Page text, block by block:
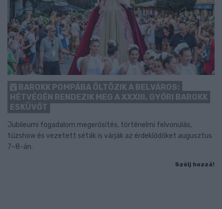
BAROKK POMPÁBA ÖLTÖZIK A BELVÁROS:
HÉTVÉGÉN RENDEZIK MEG A XXXIII. GYŐRI BAROKK
ESKÜVŐT
Jubileumi fogadalom megerősítés, történelmi felvonulás,
tűzshow és vezetett séták is várják az érdeklődőket augusztus
7–8-án.
Szólj hozzá!